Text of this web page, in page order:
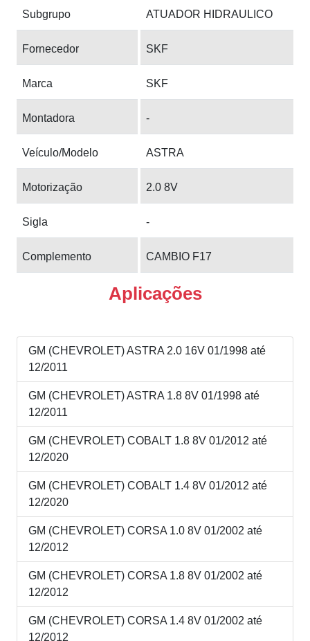
Subgrupo ATUADOR HIDRAULICO
Fornecedor SKF
Marca SKF
Montadora -
Veículo/Modelo ASTRA
Motorização 2.0 8V
Sigla -
Complemento CAMBIO F17
Aplicações
GM (CHEVROLET) ASTRA 2.0 16V 01/1998 até
12/2011
GM (CHEVROLET) ASTRA 1.8 8V 01/1998 até
12/2011
GM (CHEVROLET) COBALT 1.8 8V 01/2012 até
12/2020
GM (CHEVROLET) COBALT 1.4 8V 01/2012 até
12/2020
GM (CHEVROLET) CORSA 1.0 8V 01/2002 até
12/2012
GM (CHEVROLET) CORSA 1.8 8V 01/2002 até
12/2012
GM (CHEVROLET) CORSA 1.4 8V 01/2002 até
12/2012